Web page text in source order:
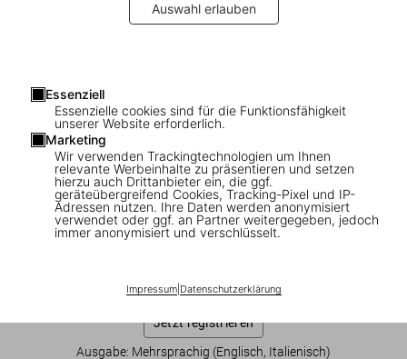
Auswahl erlauben
Essenziell
Essenzielle cookies sind für die Funktionsfähigkeit
unserer Website erforderlich.
Marketing
Wir verwenden Trackingtechnologien um Ihnen
relevante Werbeinhalte zu präsentieren und setzen
hierzu auch Drittanbieter ein, die ggf.
geräteübergreifend Cookies, Tracking-Pixel und IP-
Adressen nutzen. Ihre Daten werden anonymisiert
verwendet oder ggf. an Partner weitergegeben, jedoch
immer anonymisiert und verschlüsselt.
Impressum| Datenschutzerklärung
SOLD OUT
Christo and Jeanne-Claude. The Floating
Piers. Art Edition No. 41–60 (Collage)
US$ 35.000
Warteliste ein, damit wir Sie informieren können.
Jetzt registrieren
Ausgabe: Mehrsprachig (Englisch, Italienisch)